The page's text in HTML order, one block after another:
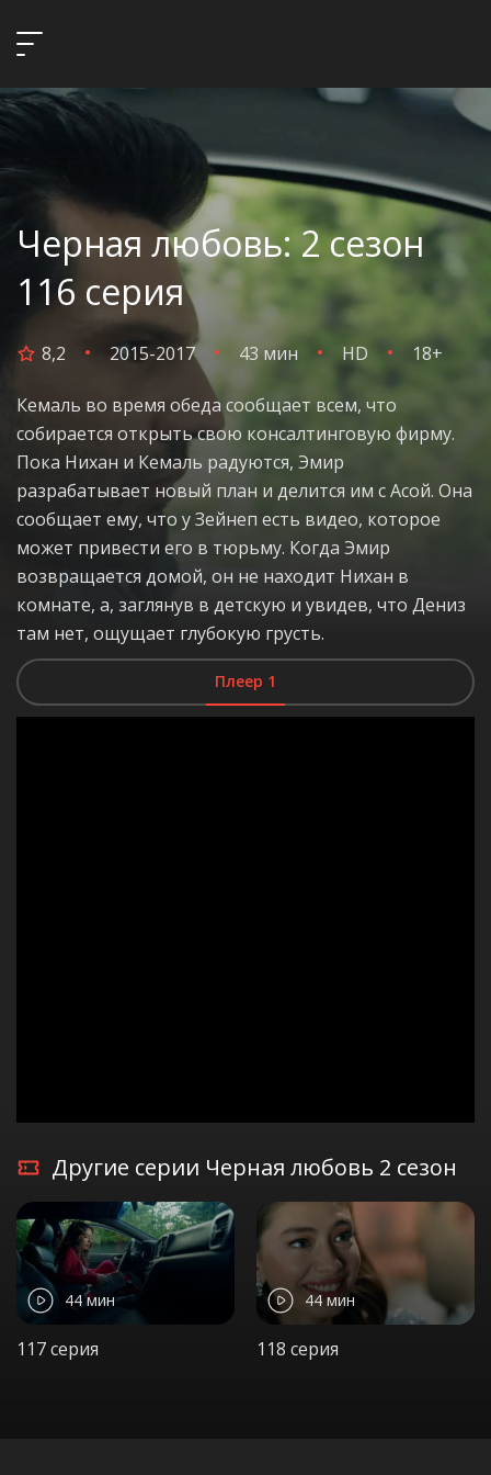
Черная любовь: 2 сезон
116 серия
8,2 2015-2017 43 мин HD 18+
Кемаль во время обеда сообщает всем, что
собирается открыть свою консалтинговую фирму.
Пока Нихан и Кемаль радуются, Эмир
разрабатывает новый план и делится им с Асой. Она
сообщает ему, что у Зейнеп есть видео, которое
может привести его в тюрьму. Когда Эмир
возвращается домой, он не находит Нихан в
комнате, а, заглянув в детскую и увидев, что Дениз
там нет, ощущает глубокую грусть.
Плеер 1
Другие серии Черная любовь 2 сезон
44 мин
117 серия
44 мин
118 серия